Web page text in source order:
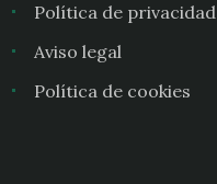
Política de privacidad
Aviso legal
Política de cookies